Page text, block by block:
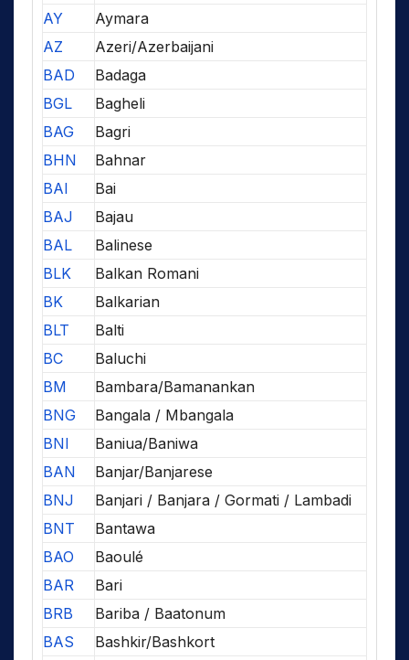
AY
Aymara
AZ
Azeri/Azerbaijani
BAD
Badaga
BGL
Bagheli
BAG
Bagri
BHN
Bahnar
BAI
Bai
BAJ
Bajau
BAL
Balinese
BLK
Balkan Romani
BK
Balkarian
BLT
Balti
BC
Baluchi
BM
Bambara/Bamanankan
BNG
Bangala / Mbangala
BNI
Baniua/Baniwa
BAN
Banjar/Banjarese
BNJ
Banjari / Banjara / Gormati / Lambadi
BNT
Bantawa
BAO
Baoulé
BAR
Bari
BRB
Bariba / Baatonum
BAS
Bashkir/Bashkort